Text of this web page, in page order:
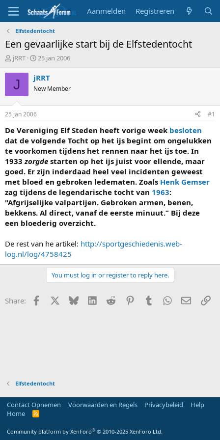
Aanmelden Registreren
Elfstedentocht
Een gevaarlijke start bij de Elfstedentocht
T
p
s
t
a
r
e
r
jRRT
S
a
t
t
u
m
25 jan 2006
J jRRT
New Member
25 jan 2006 #1
De Vereniging Elf Steden heeft vorige week besloten
dat de volgende Tocht op het ijs begint om ongelukken
te voorkomen tijdens het rennen naar het ijs toe. In
1933 zorgde starten op het ijs juist voor ellende, maar
goed. Er zijn inderdaad heel veel incidenten geweest
met bloed en gebroken ledematen. Zoals Henk Gemser
zag tijdens de legendarische tocht van 1963:
"Afgrijselijke valpartijen. Gebroken armen, benen,
bekkens. Al direct, vanaf de eerste minuut.” Bij deze
een bloederig overzicht.
De rest van he artikel: http://sportgeschiedenis.web-
log.nl/log/4758425
You must log in or register to reply here.
Share: Facebook Bluesky LinkedInReddit PinterestTumblrWhatsApp
E-mail
Elfstedentocht
Contact Opnemen Voorwaarden en Regels Privacybeleid
Help
Home
R
Community platform by XenForo® © 2010-2025 XenForo Ltd.